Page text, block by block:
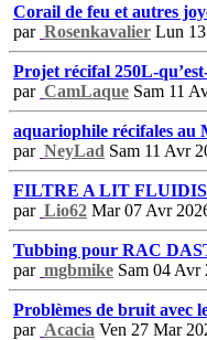
Corail de feu et autres
par Rosenkavalier Lun
Projet récifal 250L-
par CamLaque Sam 11
aquariophile récifales au
par NeyLad Sam 11 Avr
FILTRE A LIT
par Lio62 Mar 07 Avr
Tubbing pour RAC
par mgbmike Sam 04 Avr
Problèmes de bruit avec
par Acacia Ven 27 Mar